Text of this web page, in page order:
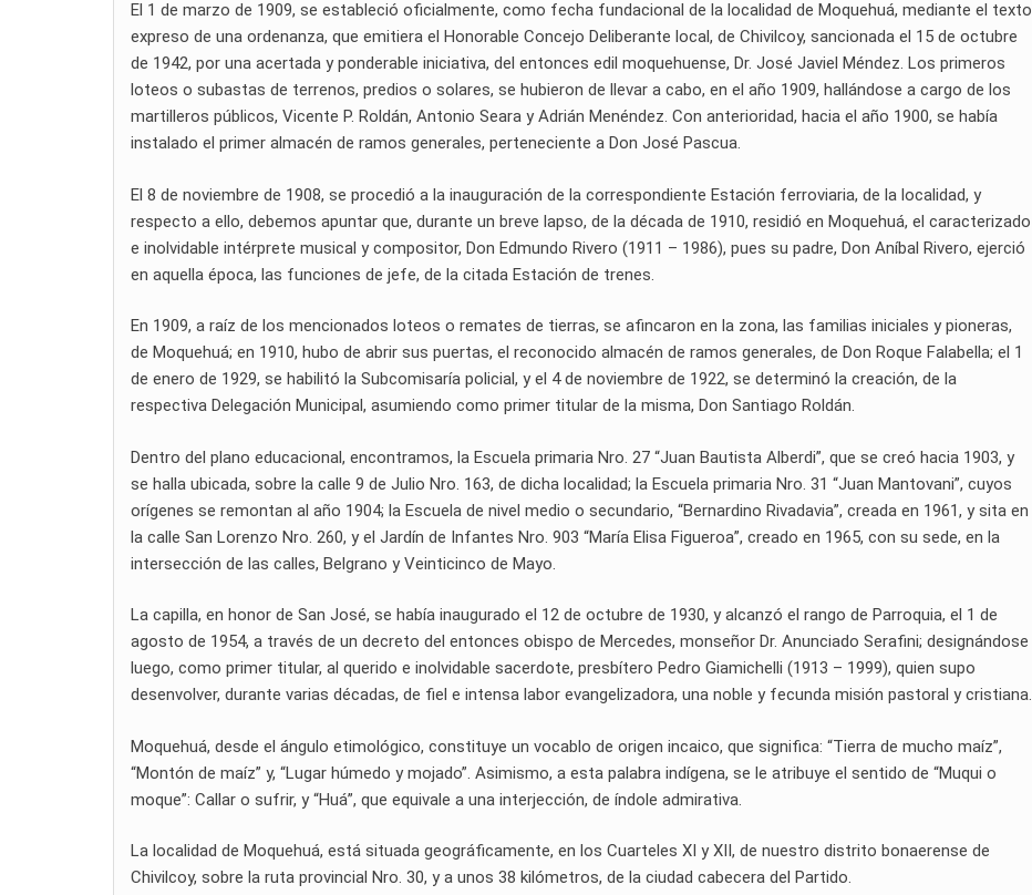
El 1 de marzo de 1909, se estableció oficialmente, como fecha fundacional de la localidad de Moquehuá, mediante el texto
expreso de una ordenanza, que emitiera el Honorable Concejo Deliberante local, de Chivilcoy, sancionada el 15 de octubre
de 1942, por una acertada y ponderable iniciativa, del entonces edil moquehuense, Dr. José Javiel Méndez. Los primeros
loteos o subastas de terrenos, predios o solares, se hubieron de llevar a cabo, en el año 1909, hallándose a cargo de los
martilleros públicos, Vicente P. Roldán, Antonio Seara y Adrián Menéndez. Con anterioridad, hacia el año 1900, se había
instalado el primer almacén de ramos generales, perteneciente a Don José Pascua.
El 8 de noviembre de 1908, se procedió a la inauguración de la correspondiente Estación ferroviaria, de la localidad, y
respecto a ello, debemos apuntar que, durante un breve lapso, de la década de 1910, residió en Moquehuá, el caracterizado
e inolvidable intérprete musical y compositor, Don Edmundo Rivero (1911 – 1986), pues su padre, Don Aníbal Rivero, ejerció
en aquella época, las funciones de jefe, de la citada Estación de trenes.
En 1909, a raíz de los mencionados loteos o remates de tierras, se afincaron en la zona, las familias iniciales y pioneras,
de Moquehuá; en 1910, hubo de abrir sus puertas, el reconocido almacén de ramos generales, de Don Roque Falabella; el 1
de enero de 1929, se habilitó la Subcomisaría policial, y el 4 de noviembre de 1922, se determinó la creación, de la
respectiva Delegación Municipal, asumiendo como primer titular de la misma, Don Santiago Roldán.
Dentro del plano educacional, encontramos, la Escuela primaria Nro. 27 “Juan Bautista Alberdi”, que se creó hacia 1903, y
se halla ubicada, sobre la calle 9 de Julio Nro. 163, de dicha localidad; la Escuela primaria Nro. 31 “Juan Mantovani”, cuyos
orígenes se remontan al año 1904; la Escuela de nivel medio o secundario, “Bernardino Rivadavia”, creada en 1961, y sita en
la calle San Lorenzo Nro. 260, y el Jardín de Infantes Nro. 903 “María Elisa Figueroa”, creado en 1965, con su sede, en la
intersección de las calles, Belgrano y Veinticinco de Mayo.
La capilla, en honor de San José, se había inaugurado el 12 de octubre de 1930, y alcanzó el rango de Parroquia, el 1 de
agosto de 1954, a través de un decreto del entonces obispo de Mercedes, monseñor Dr. Anunciado Serafini; designándose
luego, como primer titular, al querido e inolvidable sacerdote, presbítero Pedro Giamichelli (1913 – 1999), quien supo
desenvolver, durante varias décadas, de fiel e intensa labor evangelizadora, una noble y fecunda misión pastoral y cristiana.
Moquehuá, desde el ángulo etimológico, constituye un vocablo de origen incaico, que significa: “Tierra de mucho maíz”,
“Montón de maíz” y, “Lugar húmedo y mojado”. Asimismo, a esta palabra indígena, se le atribuye el sentido de “Muqui o
moque”: Callar o sufrir, y “Huá”, que equivale a una interjección, de índole admirativa.
La localidad de Moquehuá, está situada geográficamente, en los Cuarteles XI y XII, de nuestro distrito bonaerense de
Chivilcoy, sobre la ruta provincial Nro. 30, y a unos 38 kilómetros, de la ciudad cabecera del Partido.